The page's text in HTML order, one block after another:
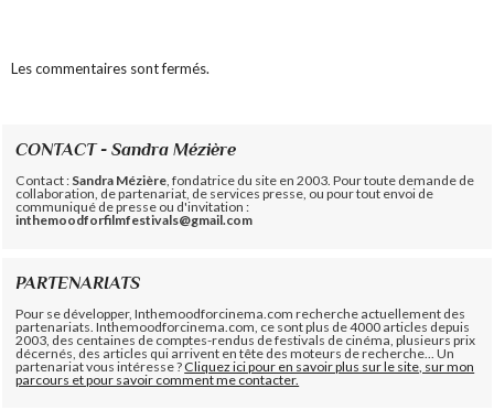
Les commentaires sont fermés.
CONTACT - Sandra Mézière
Contact : Sandra Mézière , fondatrice du site en 2003. Pour toute demande de
collaboration, de partenariat, de services presse, ou pour tout envoi de
communiqué de presse ou d'invitation :
inthemoodforfilmfestivals@gmail.com
PARTENARIATS
Pour se développer, Inthemoodforcinema.com recherche actuellement des
partenariats. Inthemoodforcinema.com, ce sont plus de 4000 articles depuis
2003, des centaines de comptes-rendus de festivals de cinéma, plusieurs prix
décernés, des articles qui arrivent en tête des moteurs de recherche... Un
partenariat vous intéresse ?Cliquez ici pour en savoir plus sur le site, sur mon
parcours et pour savoir comment me contacter.